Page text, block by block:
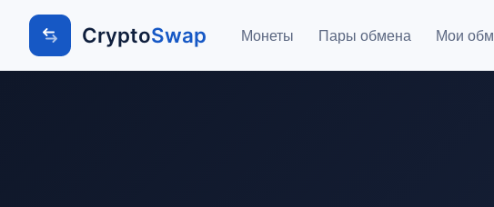
CryptoSwap Монеты Пары обмена Мои